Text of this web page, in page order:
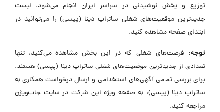
توزیع و پخش نوشیدنی در سراسر ایران انجام می‌شود. لیست
جدیدترین موقعیت‌های شغلی ساتراپ دینا (پپسی) را می‌توانید در
ابتدای صفحه مشاهده کنید.
توجه: فرصت‌های شغلی که در این بخش مشاهده می‌کنید، تنها
تعدادی از جدیدترین موقعیت‌های شغلی ساتراپ دینا (پپسی) هستند.
برای بررسی تمامی آگهی‌های استخدامی و ارسال درخواست همکاری به
ساتراپ دینا (پپسی)، به صفحه ویژه این شرکت در سایت جاب‌ویژن
مراجعه کنید.